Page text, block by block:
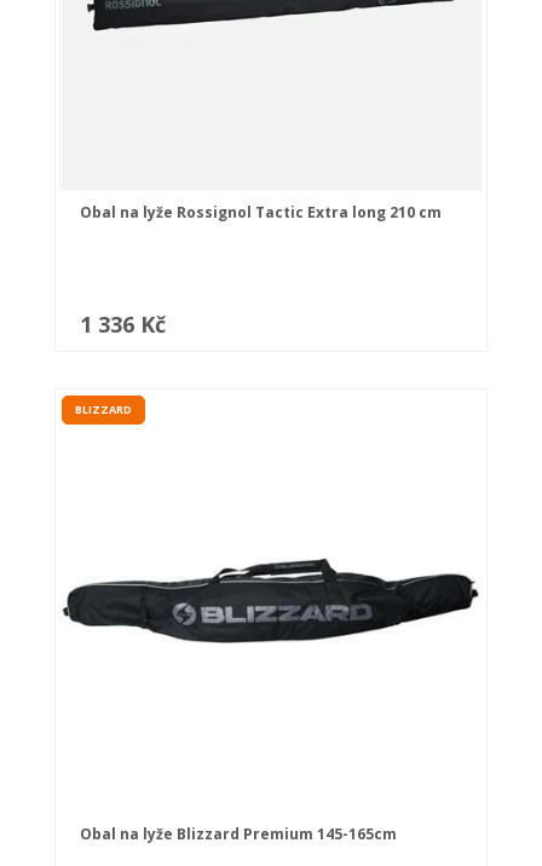
Obal na lyže Rossignol Tactic Extra long 210 cm
1 336 Kč
BLIZZARD
Obal na lyže Blizzard Premium 145-165cm